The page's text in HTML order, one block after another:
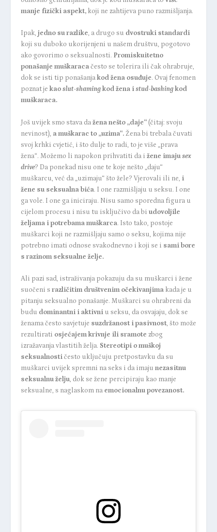
manje fizički aspekt,koji ne zahtijeva puno razmišljanja.
Ipak, jedno su razlike, a drugo su dvostruki standardi
koji su duboko ukorijenjeni u našem društvu, pogotovo
ako govorimo o seksualnosti. Promiskuitetno
ponašanje muškaracačesto se tolerira ili čak ohrabruje,
dok se isti tip ponašanjakod žena osuđuje. Ovaj fenomen
poznat je kaoslut-shamingkod žena istud-bashingkod
muškaraca.
Još uvijek smo stava dažena nešto „daje“(čitaj: svoju
nevinost), a muškarac to „uzima“.Žena bi trebala čuvati
svoj krhki cvjetić, i što dulje to radi, to je više „prava
žena“. Možemo li napokon prihvatiti da i žene imajusex
drive? Da ponekad nisu one te koje nešto „daju“
muškarcu, već da „uzimaju“ što žele? Vjerovali ili ne, i
žene su seksualna bića. I one razmišljaju u seksu. I one
ga vole. I one ga iniciraju. Nisu samo sporedna figura u
cijelom procesu i nisu tu isključivo da bi udovoljile
željama i potrebama muškarca. Isto tako, postoje
muškarci koji ne razmišljaju samo o seksu, kojima nije
potrebno imati odnose svakodnevno i koji se i sami bore
s razinom seksualne želje.
Ali pazi sad, istraživanja pokazuju da su muškarci i žene
suočeni s različitim društvenim očekivanjimakada je u
pitanju seksualno ponašanje. Muškarci su ohrabreni da
budu dominantni i aktivniu seksu, da osvajaju, dok se
ženama često savjetuje suzdržanost i pasivnost, što može
rezultirati osjećajem krivnje ili sramote zbog
izražavanja vlastitih želja. Stereotipi o muškoj
seksualnostičesto uključuju pretpostavku da su
muškarci uvijek spremni na seks i da imaju nezasitnu
seksualnu želju, dok se žene percipiraju kao manje
seksualne, s naglaskom naemocionalnu povezanost.